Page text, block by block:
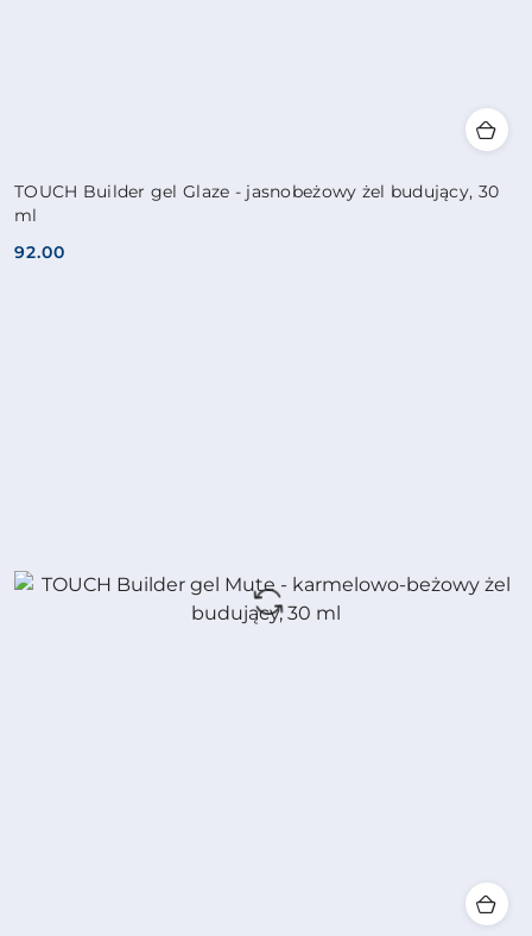
TOUCH Builder gel Glaze - jasnobeżowy żel budujący, 30
ml
Cena:
92.00